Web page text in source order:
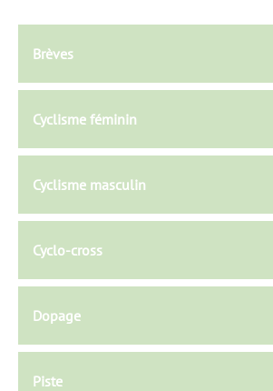
Brèves
Cyclisme féminin
Cyclisme masculin
Cyclo-cross
Dopage
Piste